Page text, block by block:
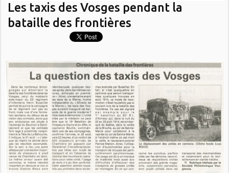
Les taxis des Vosges pendant la
bataille des frontières